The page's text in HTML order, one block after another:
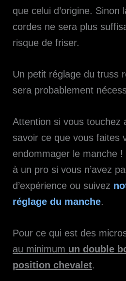
que celui d’origine. Sinon
cordes ne sera plus
risque de friser.
Un petit réglage du truss
sera probablement
Attention si vous touchez
savoir ce que vous faites
endommager le manche
à un pro si vous n’avez
d’expérience ou suivez
réglage du manche.
Pour ce qui est des
au minimum un double
position chevalet.